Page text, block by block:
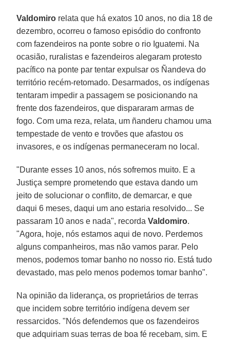
Valdomiro relata que há exatos 10 anos, no dia 18 de
dezembro, ocorreu o famoso episódio do confronto
com fazendeiros na ponte sobre o rio Iguatemi. Na
ocasião, ruralistas e fazendeiros alegaram protesto
pacífico na ponte par tentar expulsar os Ñandeva do
território recém-retomado. Desarmados, os indígenas
tentaram impedir a passagem se posicionando na
frente dos fazendeiros, que dispararam armas de
fogo. Com uma reza, relata, um ñanderu chamou uma
tempestade de vento e trovões que afastou os
invasores, e os indígenas permaneceram no local.
"Durante esses 10 anos, nós sofremos muito. E a
Justiça sempre prometendo que estava dando um
jeito de solucionar o conflito, de demarcar, e que
daqui 6 meses, daqui um ano estaria resolvido... Se
passaram 10 anos e nada", recordaValdomiro.
"Agora, hoje, nós estamos aqui de novo. Perdemos
alguns companheiros, mas não vamos parar. Pelo
menos, podemos tomar banho no nosso rio. Está tudo
devastado, mas pelo menos podemos tomar banho".
Na opinião da liderança, os proprietários de terras
que incidem sobre território indígena devem ser
ressarcidos. "Nós defendemos que os fazendeiros
que adquiriam suas terras de boa fé recebam, sim. E